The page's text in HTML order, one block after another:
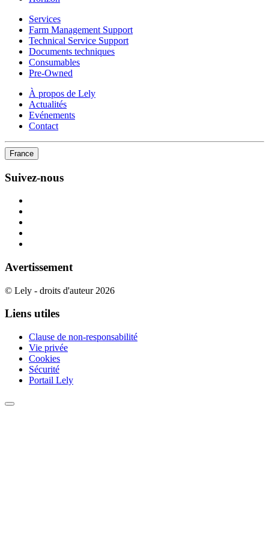
Services
Farm Management Support
Technical Service Support
Documents techniques
Consumables
Pre-Owned
À propos de Lely
Actualités
Evénements
Contact
France
Suivez-nous
Avertissement
© Lely - droits d'auteur 2026
Liens utiles
Clause de non-responsabilité
Vie privée
Cookies
Sécurité
Portail Lely